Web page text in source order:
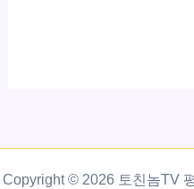
Copyright © 2026 토친놈TV